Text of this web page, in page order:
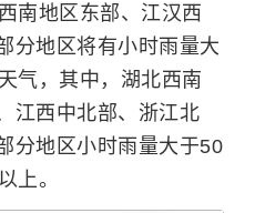
南地区东部、江汉西
分地区将有小时雨量大
气，其中，湖北西南
江西中北部、浙江北
分地区小时雨量大于50
上。